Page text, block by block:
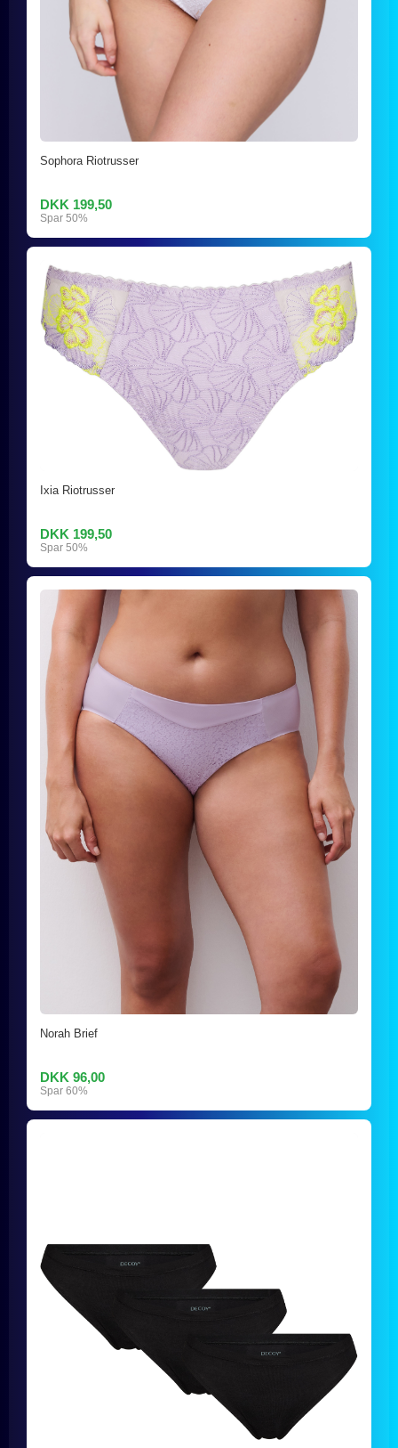
Sophora Riotrusser
DKK 199,50
Spar 50%
Ixia Riotrusser
DKK 199,50
Spar 50%
Norah Brief
DKK 96,00
Spar 60%